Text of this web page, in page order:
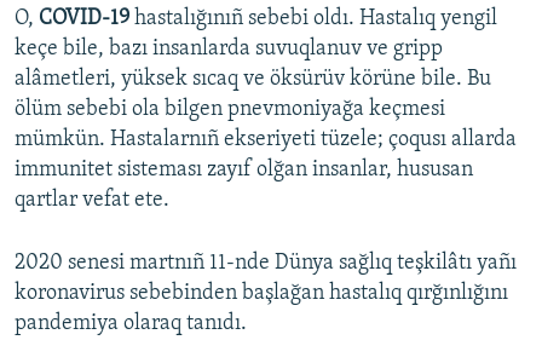
O, COVID-19 hastalığınıñ sebebi oldı. Hastalıq yengil
keçe bile, bazı insanlarda suvuqlanuv ve gripp
alâmetleri, yüksek sıcaq ve öksürüv körüne bile. Bu
ölüm sebebi ola bilgen pnevmoniyağa keçmesi
mümkün. Hastalarnıñ ekseriyeti tüzele; çoqusı allarda
immunitet sisteması zayıf olğan insanlar, hususan
qartlar vefat ete.
2020 senesi martnıñ 11-nde Dünya sağlıq teşkilâtı yañı
koronavirus sebebinden başlağan hastalıq qırğınlığını
pandemiya olaraq tanıdı.